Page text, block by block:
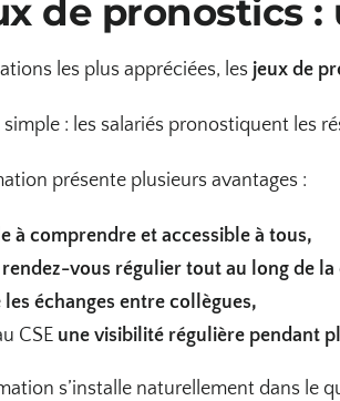
de pronostics
les plus appréciées, les jeux de
simple : les salariés pronostiquent les
présente plusieurs avantages :
à comprendre et accessible à tous,
vous régulier tout au long de
les échanges entre collègues,
CSE une visibilité régulière pendant
s’installe naturellement dans le